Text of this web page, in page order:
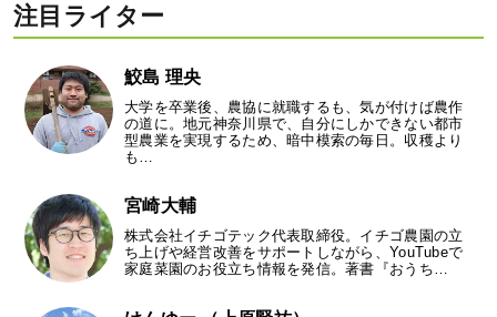
注目ライター
鮫島 理央
大学を卒業後、農協に就職するも、気が付けば農作
の道に。地元神奈川県で、自分にしかできない都市
型農業を実現するため、暗中模索の毎日。収穫より
も…
宮崎大輔
株式会社イチゴテック代表取締役。イチゴ農園の立
ち上げや経営改善をサポートしながら、YouTubeで
家庭菜園のお役立ち情報を発信。著書『おうち…